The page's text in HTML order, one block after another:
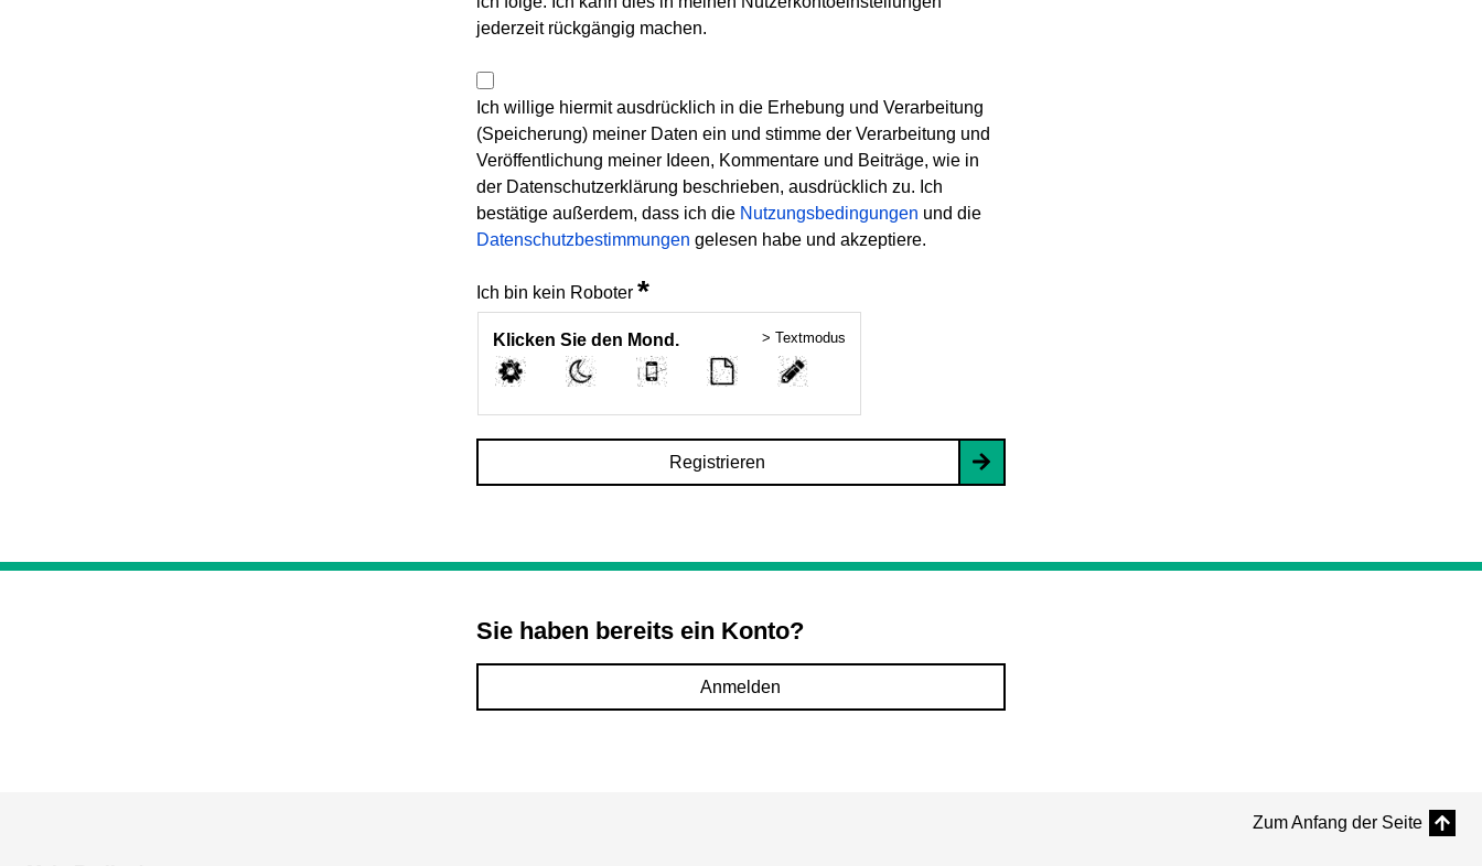
jederzeit rückgängig machen.
Ich willige hiermit ausdrücklich in die Erhebung und Verarbeitung
(Speicherung) meiner Daten ein und stimme der Verarbeitung und
Veröffentlichung meiner Ideen, Kommentare und Beiträge, wie in
der Datenschutzerklärung beschrieben, ausdrücklich zu. Ich
bestätige außerdem, dass ich die Nutzungsbedingungen und die
Datenschutzbestimmungen gelesen habe und akzeptiere.
Ich bin kein Roboter *
Klicken Sie den Mond. > Textmodus
Registrieren
Sie haben bereits ein Konto?
Anmelden
Zum Anfang der Seite